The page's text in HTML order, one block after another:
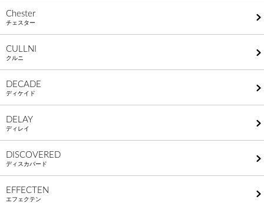
Chester
チェスター
CULLNI
クルニ
DECADE
ディケイド
DELAY
ディレイ
DISCOVERED
ディスカバード
EFFECTEN
エフェクテン